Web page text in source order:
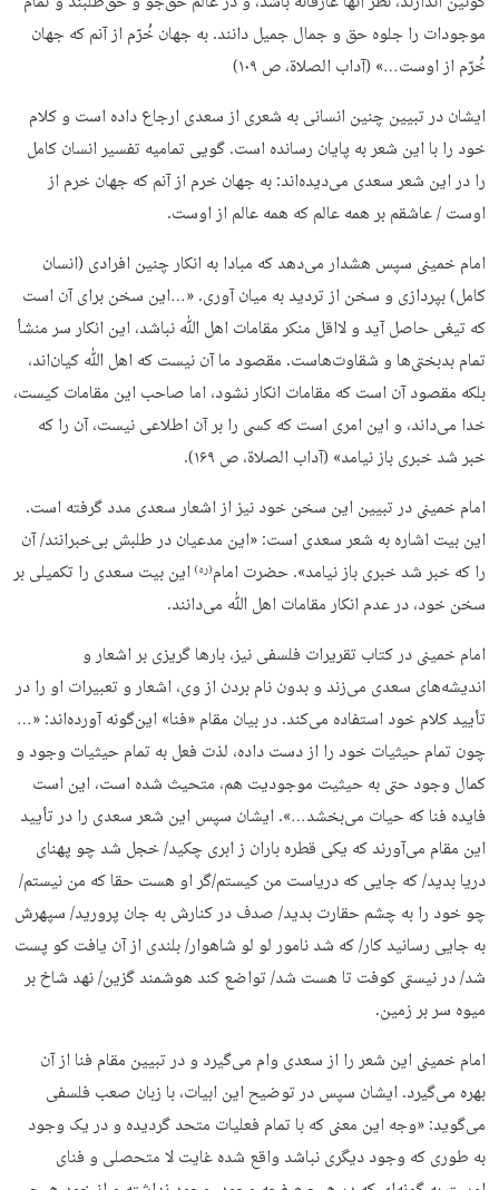
موجودات را جلوه حق و جمال جمیل دانند. به جهان خُرّم از آنم که جهان
خُرّم از اوست…» (آداب الصلاة، ص ۱۰۹)
ایشان در تبیین چنین انسانی به شعری از سعدی ارجاع داده است و کلام
خود را با این شعر به پایان رسانده است. گویی تمامیه تفسیر انسان کامل
را در این شعر سعدی می‌دیده‌اند: به جهان خرم از آنم که جهان خرم از
اوست / عاشقم بر همه عالم که همه عالم از اوست.
امام خمینی سپس هشدار می‌دهد که مبادا به انکار چنین افرادی (انسان
کامل) بپردازی و سخن از تردید به میان آوری. «…این سخن برای آن است
که تیغی حاصل آید و لااقل منکر مقامات اهل ﷲ نباشد، این انکار سر منشأ
تمام بدبختی‌ها و شقاوت‌هاست. مقصود ما آن نیست که اهل ﷲ کیان‌اند،
بلکه مقصود آن است که مقامات انکار نشود، اما صاحب این مقامات کیست،
خدا می‌داند، و این امری است که کسی را بر آن اطلاعی نیست، آن را که
خبر شد خبری باز نیامد» (آداب الصلاة، ص ۱۶۹).
امام خمینی در تبیین این سخن خود نیز از اشعار سعدی مدد گرفته است.
این بیت اشاره به شعر سعدی است: «این مدعیان در طلبش بی‌خبرانند/ آن
را که خبر شد خبری باز نیامد». حضرت امام(ره) این بیت سعدی را تکمیلی بر
سخن خود، در عدم انکار مقامات اهل ﷲ می‌دانند.
امام خمینی در کتاب تقریرات فلسفی نیز، بارها گریزی بر اشعار و
اندیشه‌های سعدی می‌زند و بدون نام بردن از وی، اشعار و تعبیرات او را در
تأیید کلام خود استفاده می‌کند. در بیان مقام «فنا» این‌گونه آورده‌اند: «…
چون تمام حیثیات خود را از دست داده، لذت فعل به تمام حیثیات وجود و
کمال وجود حتی به حیثیت موجودیت هم، متحیث شده است، این است
فایده فنا که حیات می‌بخشد…». ایشان سپس این شعر سعدی را در تأیید
این مقام می‌آورند که یکی قطره باران ز ابری چکید/ خجل شد چو پهنای
دریا بدید/ که جایی که دریاست من کیستم/گر او هست حقا که من نیستم/
چو خود را به چشم حقارت بدید/ صدف در کنارش به جان پرورید/ سپهرش
به جایی رسانید کار/ که شد نامور لو لو شاهوار/ بلندی از آن یافت کو پست
شد/ در نیستی کوفت تا هست شد/ تواضع کند هوشمند گزین/ نهد شاخ بر
میوه سر بر زمین.
امام خمینی این شعر را از سعدی وام می‌گیرد و در تبیین مقام فنا از آن
بهره می‌گیرد. ایشان سپس در توضیح این ابیات، با زبان صعب فلسفی
می‌گوید: «وجه این معنی که با تمام فعلیات متحد گردیده و در یک وجود
به طوری که وجود دیگری نباشد واقع شده غایت لا متحصلی و فنای